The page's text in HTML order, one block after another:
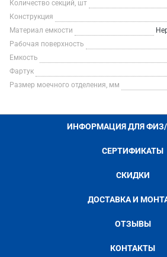
Количество секций, шт
Конструкция
Материал емкости
Рабочая поверхность
Емкость
Фартук
Размер моечного отделения, мм
ИНФОРМАЦИЯ ДЛЯ
СЕРТИФИКАТЫ
СКИДКИ
ДОСТАВКА И
ОТЗЫВЫ
КОНТАКТЫ